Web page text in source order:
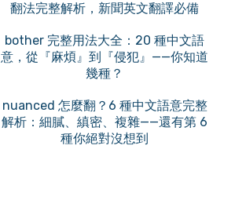
翻法完整解析，新聞英文翻譯必備
bother 完整用法大全：20 種中文語
意，從『麻煩』到『侵犯』——你知道
幾種？
nuanced 怎麼翻？6 種中文語意完整
解析：細膩、縝密、複雜——還有第 6
種你絕對沒想到